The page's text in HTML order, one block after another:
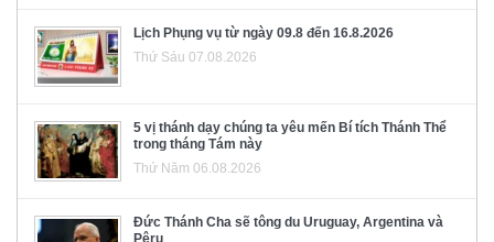
Lịch Phụng vụ từ ngày 09.8 đến 16.8.2026
Thứ Sáu 07.08.2026
5 vị thánh dạy chúng ta yêu mến Bí tích Thánh Thể
trong tháng Tám này
Thứ Năm 06.08.2026
Đức Thánh Cha sẽ tông du Uruguay, Argentina và
Pêru